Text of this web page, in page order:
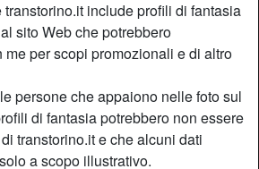
transtorino.it include profili di fantasia
sito Web che potrebbero
me per scopi promozionali e di altro
persone che appaiono nelle foto sul
di fantasia potrebbero non essere
transtorino.it e che alcuni dati
a scopo illustrativo.
Bisessuale
Single
Castana
Sì
Sì